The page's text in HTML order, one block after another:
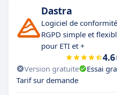
Dastra
Logiciel de conformité
RGPD simple et
pour ETI et +
4.6
Version gratuite Essai
Tarif sur demande